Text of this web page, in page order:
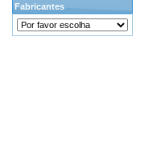
Fabricantes